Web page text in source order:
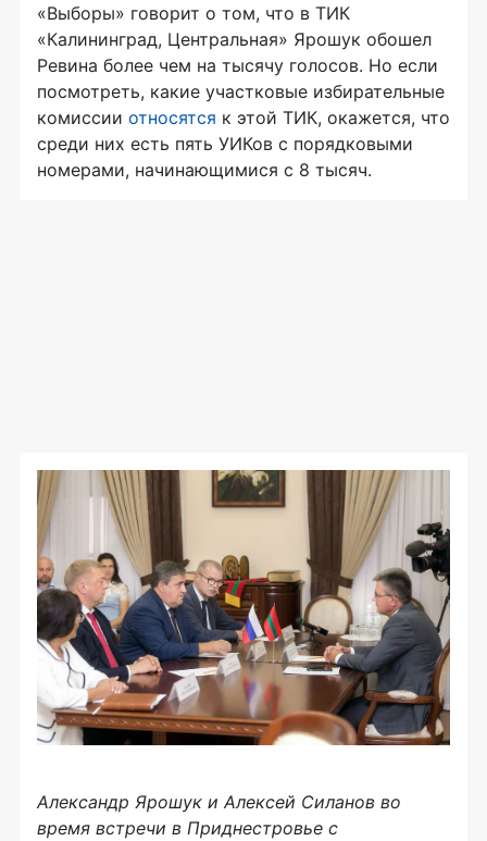
«Выборы» говорит о том, что в ТИК
«Калининград, Центральная» Ярошук обошел
Ревина более чем на тысячу голосов. Но если
посмотреть, какие участковые избирательные
комиссии относятся к этой ТИК, окажется, что
среди них есть пять УИКов с порядковыми
номерами, начинающимися с 8 тысяч.
Александр Ярошук и Алексей Силанов во
время встречи в Приднестровье с